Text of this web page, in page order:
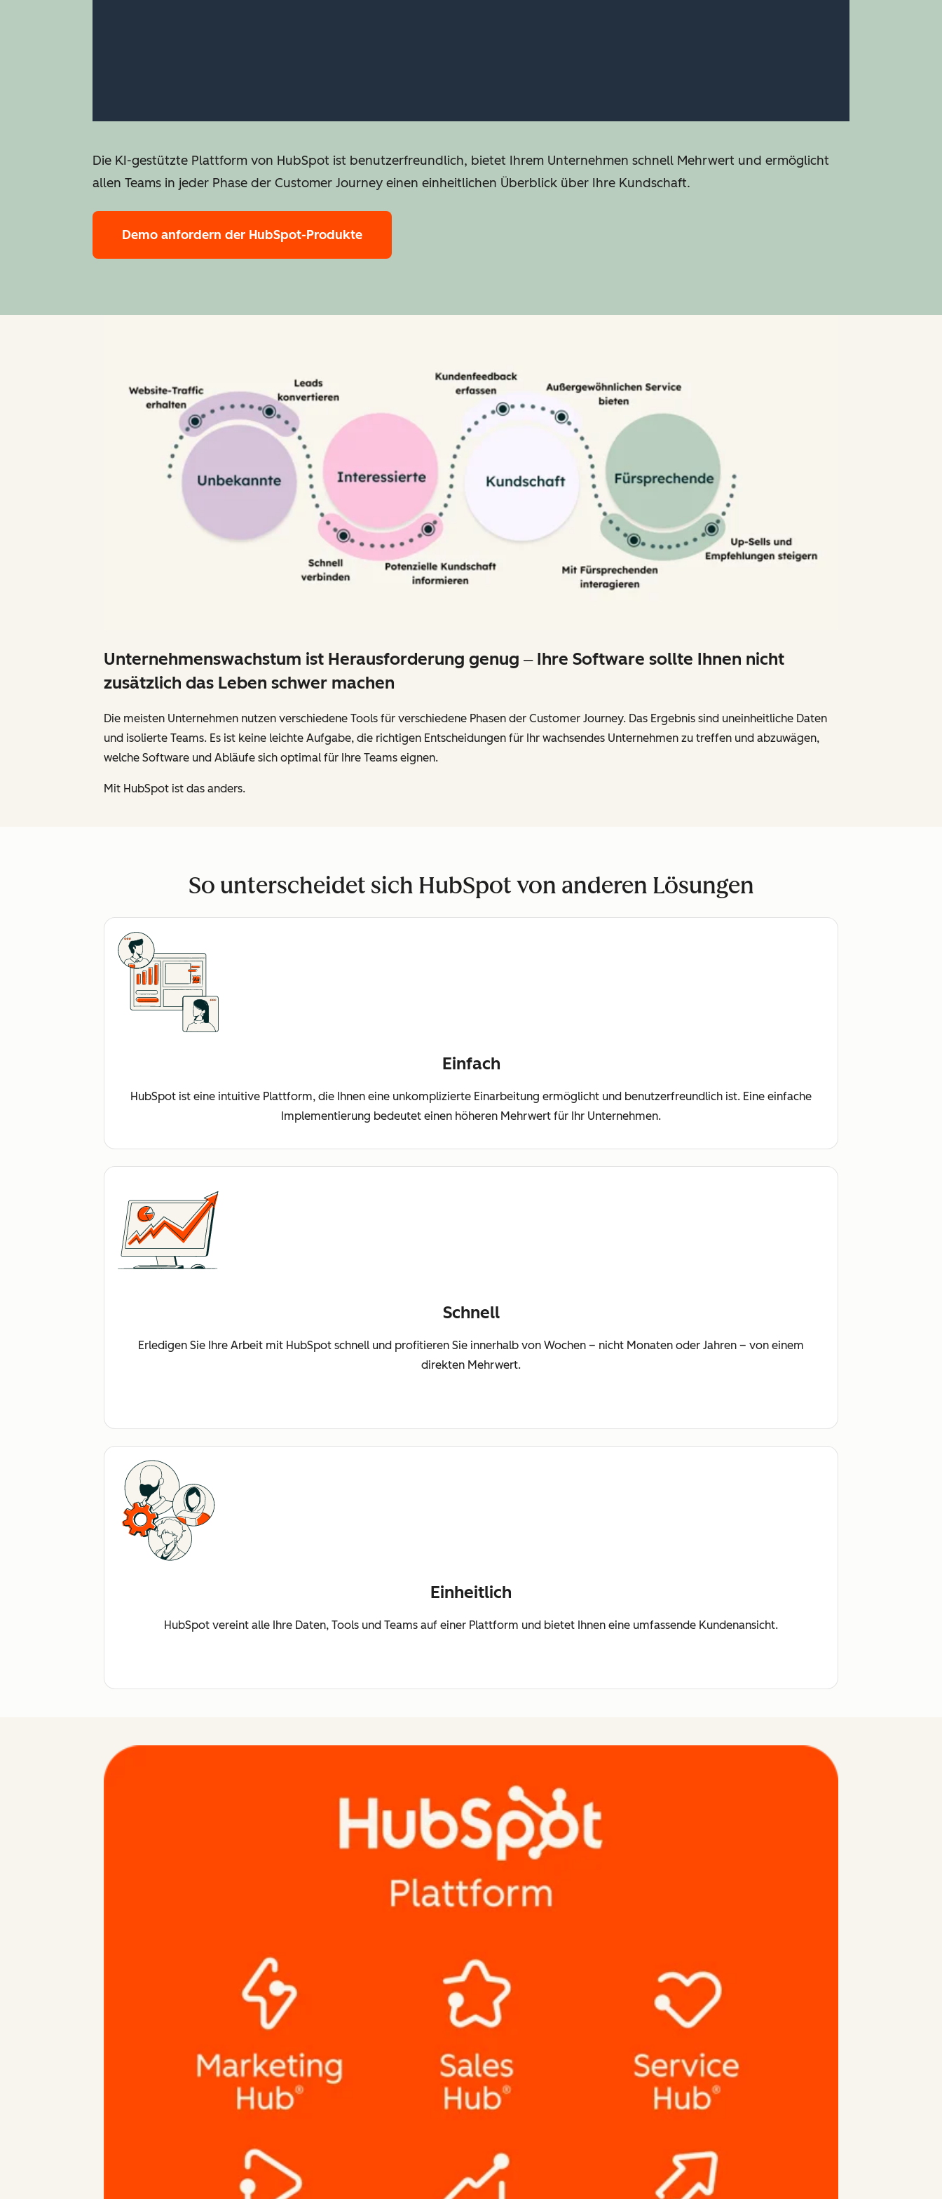
Die KI-gestützte Plattform von HubSpot ist benutzerfreundlich, bietet Ihrem Unternehmen schnell Mehrwert und ermöglicht
allen Teams in jeder Phase der Customer Journey einen einheitlichen Überblick über Ihre Kundschaft.
Demo anfordern der HubSpot-Produkte
Unternehmenswachstum ist Herausforderung genug ‒ Ihre Software sollte Ihnen nicht
zusätzlich das Leben schwer machen
Die meisten Unternehmen nutzen verschiedene Tools für verschiedene Phasen der Customer Journey. Das Ergebnis sind uneinheitliche Daten
und isolierte Teams. Es ist keine leichte Aufgabe, die richtigen Entscheidungen für Ihr wachsendes Unternehmen zu treffen und abzuwägen,
welche Software und Abläufe sich optimal für Ihre Teams eignen.
Mit HubSpot ist das anders.
So unterscheidet sich HubSpot von anderen Lösungen
Einfach
HubSpot ist eine intuitive Plattform, die Ihnen eine unkomplizierte Einarbeitung ermöglicht und benutzerfreundlich ist. Eine einfache
Implementierung bedeutet einen höheren Mehrwert für Ihr Unternehmen.
Schnell
Erledigen Sie Ihre Arbeit mit HubSpot schnell und profitieren Sie innerhalb von Wochen – nicht Monaten oder Jahren – von einem
direkten Mehrwert.
Einheitlich
HubSpot vereint alle Ihre Daten, Tools und Teams auf einer Plattform und bietet Ihnen eine umfassende Kundenansicht.